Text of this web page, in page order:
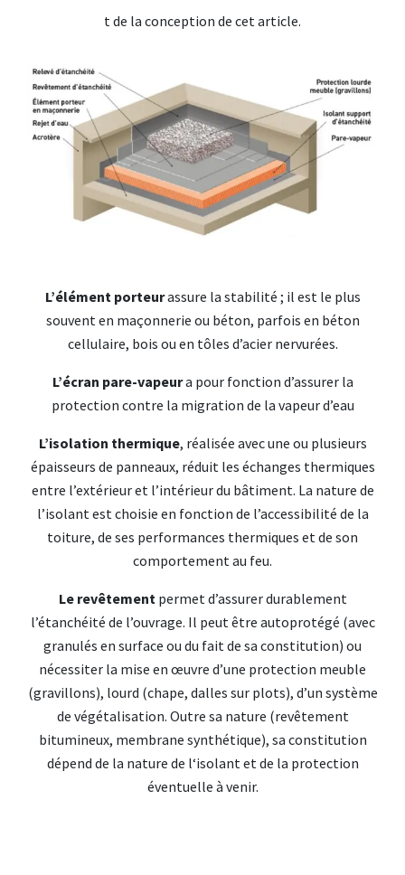
t de la conception de cet article.
L’élément porteurassure la stabilité ; il est le plus
souvent en maçonnerie ou béton, parfois en béton
cellulaire, bois ou en tôles d’acier nervurées.
L’écran pare-vapeura pour fonction d’assurer la
protection contre la migration de la vapeur d’eau
L’isolation thermique, réalisée avec une ou plusieurs
épaisseurs de panneaux, réduit les échanges thermiques
entre l’extérieur et l’intérieur du bâtiment. La nature de
l’isolant est choisie en fonction de l’accessibilité de la
toiture, de ses performances thermiques et de son
comportement au feu.
Le revêtementpermet d’assurer durablement
l’étanchéité de l’ouvrage. Il peut être autoprotégé (avec
granulés en surface ou du fait de sa constitution) ou
nécessiter la mise en œuvre d’une protection meuble
(gravillons), lourd (chape, dalles sur plots), d’un système
de végétalisation. Outre sa nature (revêtement
bitumineux, membrane synthétique), sa constitution
dépend de la nature de l‘isolant et de la protection
éventuelle à venir.